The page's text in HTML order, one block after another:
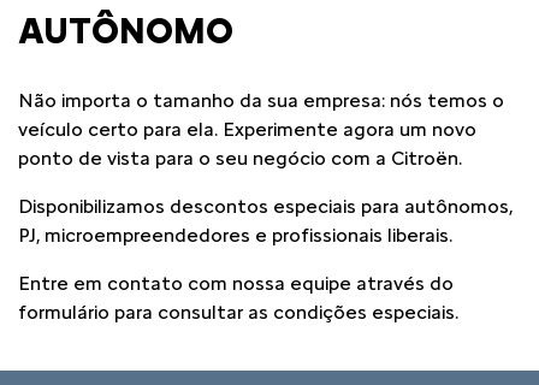
AUTÔNOMO
Não importa o tamanho da sua empresa: nós temos o
veículo certo para ela. Experimente agora um novo
ponto de vista para o seu negócio com a Citroën.
Disponibilizamos descontos especiais para autônomos,
PJ, microempreendedores e profissionais liberais.
Entre em contato com nossa equipe através do
formulário para consultar as condições especiais.